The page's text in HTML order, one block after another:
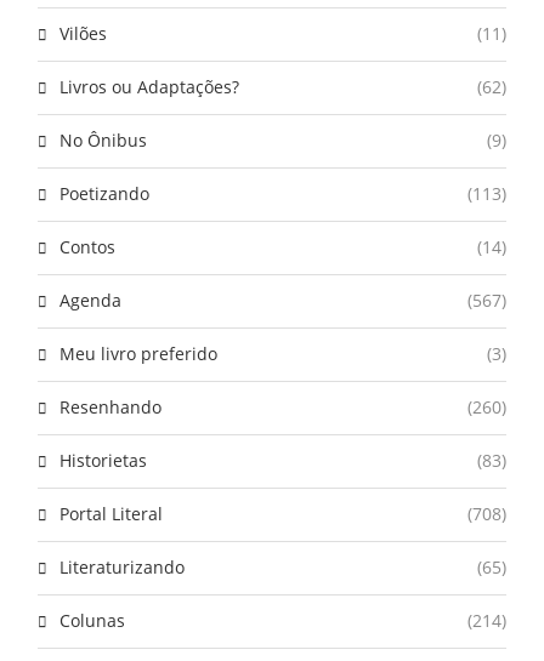
Vilões (11)
Livros ou Adaptações? (62)
No Ônibus (9)
Poetizando (113)
Contos (14)
Agenda (567)
Meu livro preferido (3)
Resenhando (260)
Historietas (83)
Portal Literal (708)
Literaturizando (65)
Colunas (214)